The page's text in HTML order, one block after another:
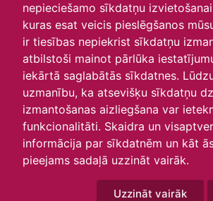
nepieciešamo sīkdatņu
kuras esat veicis pieslēgšanos
ir tiesības nepiekrist sīkdatņu
atbilstoši mainot pārlūka
iekārtā saglabātās sīkdatnes.
uzmanību, ka atsevišķu sīkdatņu
izmantošanas aizliegšana var
funkcionalitāti. Skaidra un
informācija par sīkdatnēm un kāt
pieejams sadaļā uzzināt vairāk.
Uzzināt vairāk
O T
9 10